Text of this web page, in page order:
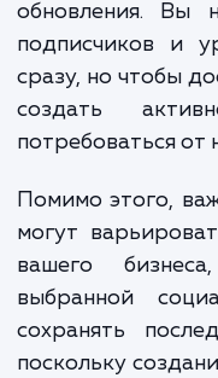
Мы предлагаем
предоставить
Независимо от
можем помочь вам в
сообщества в
ЗАКАЗАТЬ